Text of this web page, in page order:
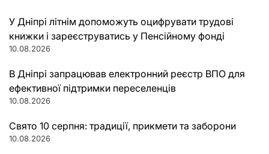
У Дніпрі літнім допоможуть оцифрувати трудові
книжки і зареєструватись у Пенсійному фонді
10.08.2026
В Дніпрі запрацював електронний реєстр ВПО для
ефективної підтримки переселенців
10.08.2026
Свято 10 серпня: традиції, прикмети та заборони
10.08.2026